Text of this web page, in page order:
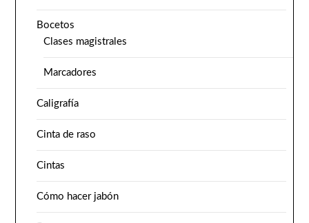
Bocetos
Clases magistrales
Marcadores
Caligrafía
Cinta de raso
Cintas
Cómo hacer jabón